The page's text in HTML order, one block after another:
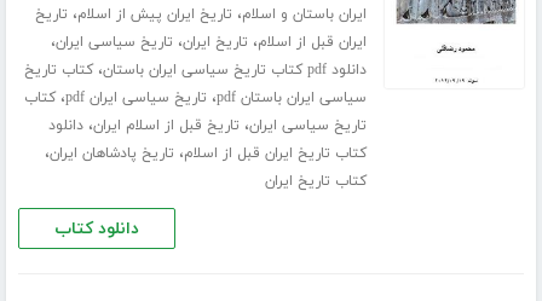
ایران باستان و اسلام، تاریخ ایران پیش از اسلام، تاریخ
ایران قبل از اسلام، تاریخ ایران، تاریخ سیاسی ایران،
دانلود pdf کتاب تاریخ سیاسی ایران باستان ،کتاب تاریخ
سیاسی ایران باستان pdf
، تاریخ سیاسی ایران pdf ،کتاب
تاریخ سیاسی ایران، تاریخ قبل از اسلام ایران،دانلود
کتاب تاریخ ایران قبل از اسلام، تاریخ پادشاهان ایران،
کتاب تاریخ ایران
دانلود کتاب